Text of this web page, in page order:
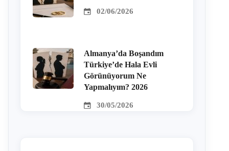
02/06/2026
Almanya’da Boşandım
Türkiye’de Hala Evli
Görünüyorum Ne
Yapmalıyım? 2026
30/05/2026